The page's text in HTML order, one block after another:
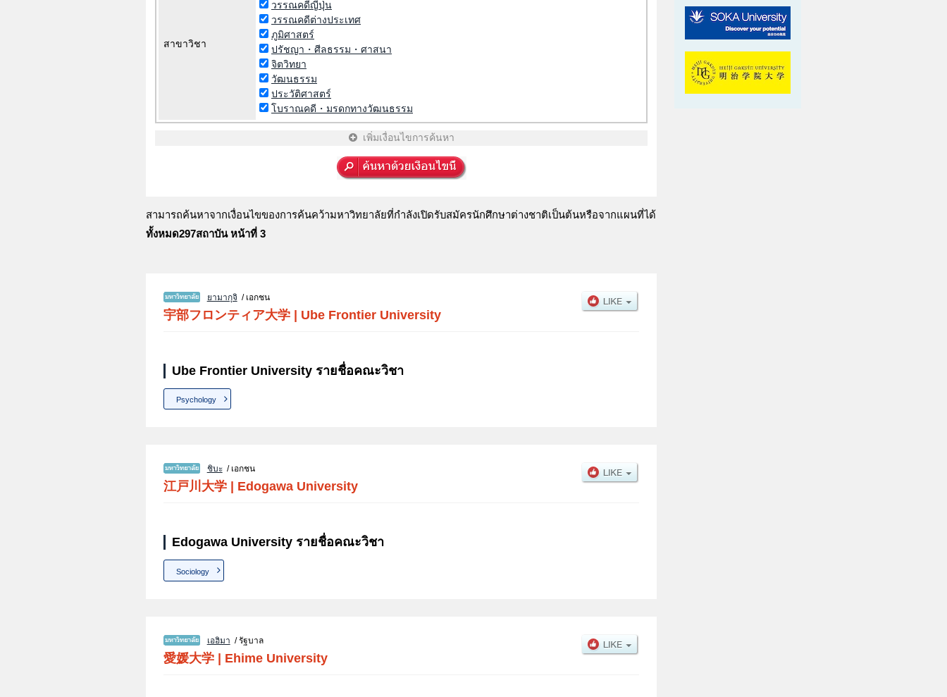
สาขาวิชา
วรรณคดีญี่ปุ่น
วรรณคดีต่างประเทศ
ภูมิศาสตร์
ปรัชญา・ศีลธรรม・ศาสนา
จิตวิทยา
วัฒนธรรม
ประวัติศาสตร์
โบราณคดี・มรดกทางวัฒนธรรม
เพิ่มเงื่อนไขการค้นหา
สามารถค้นหาจากเงื่อนไขของการค้นคว้ามหาวิทยาลัยที่กำลังเปิดรับสมัครนักศึกษาต่างชาติเป็นต้นหรือจากแผนที่ได้
ทั้งหมด297สถาบัน หน้าที่ 3
ยามากุจิ / เอกชน
宇部フロンティア大学 Ube Frontier University
Ube Frontier University รายชื่อคณะวิชา
Psychology
ชิบะ/ เอกชน
江戸川大学 Edogawa University
Edogawa University รายชื่อคณะวิชา
Sociology
เอฮิมา / รัฐบาล
愛媛大学 | Ehime University